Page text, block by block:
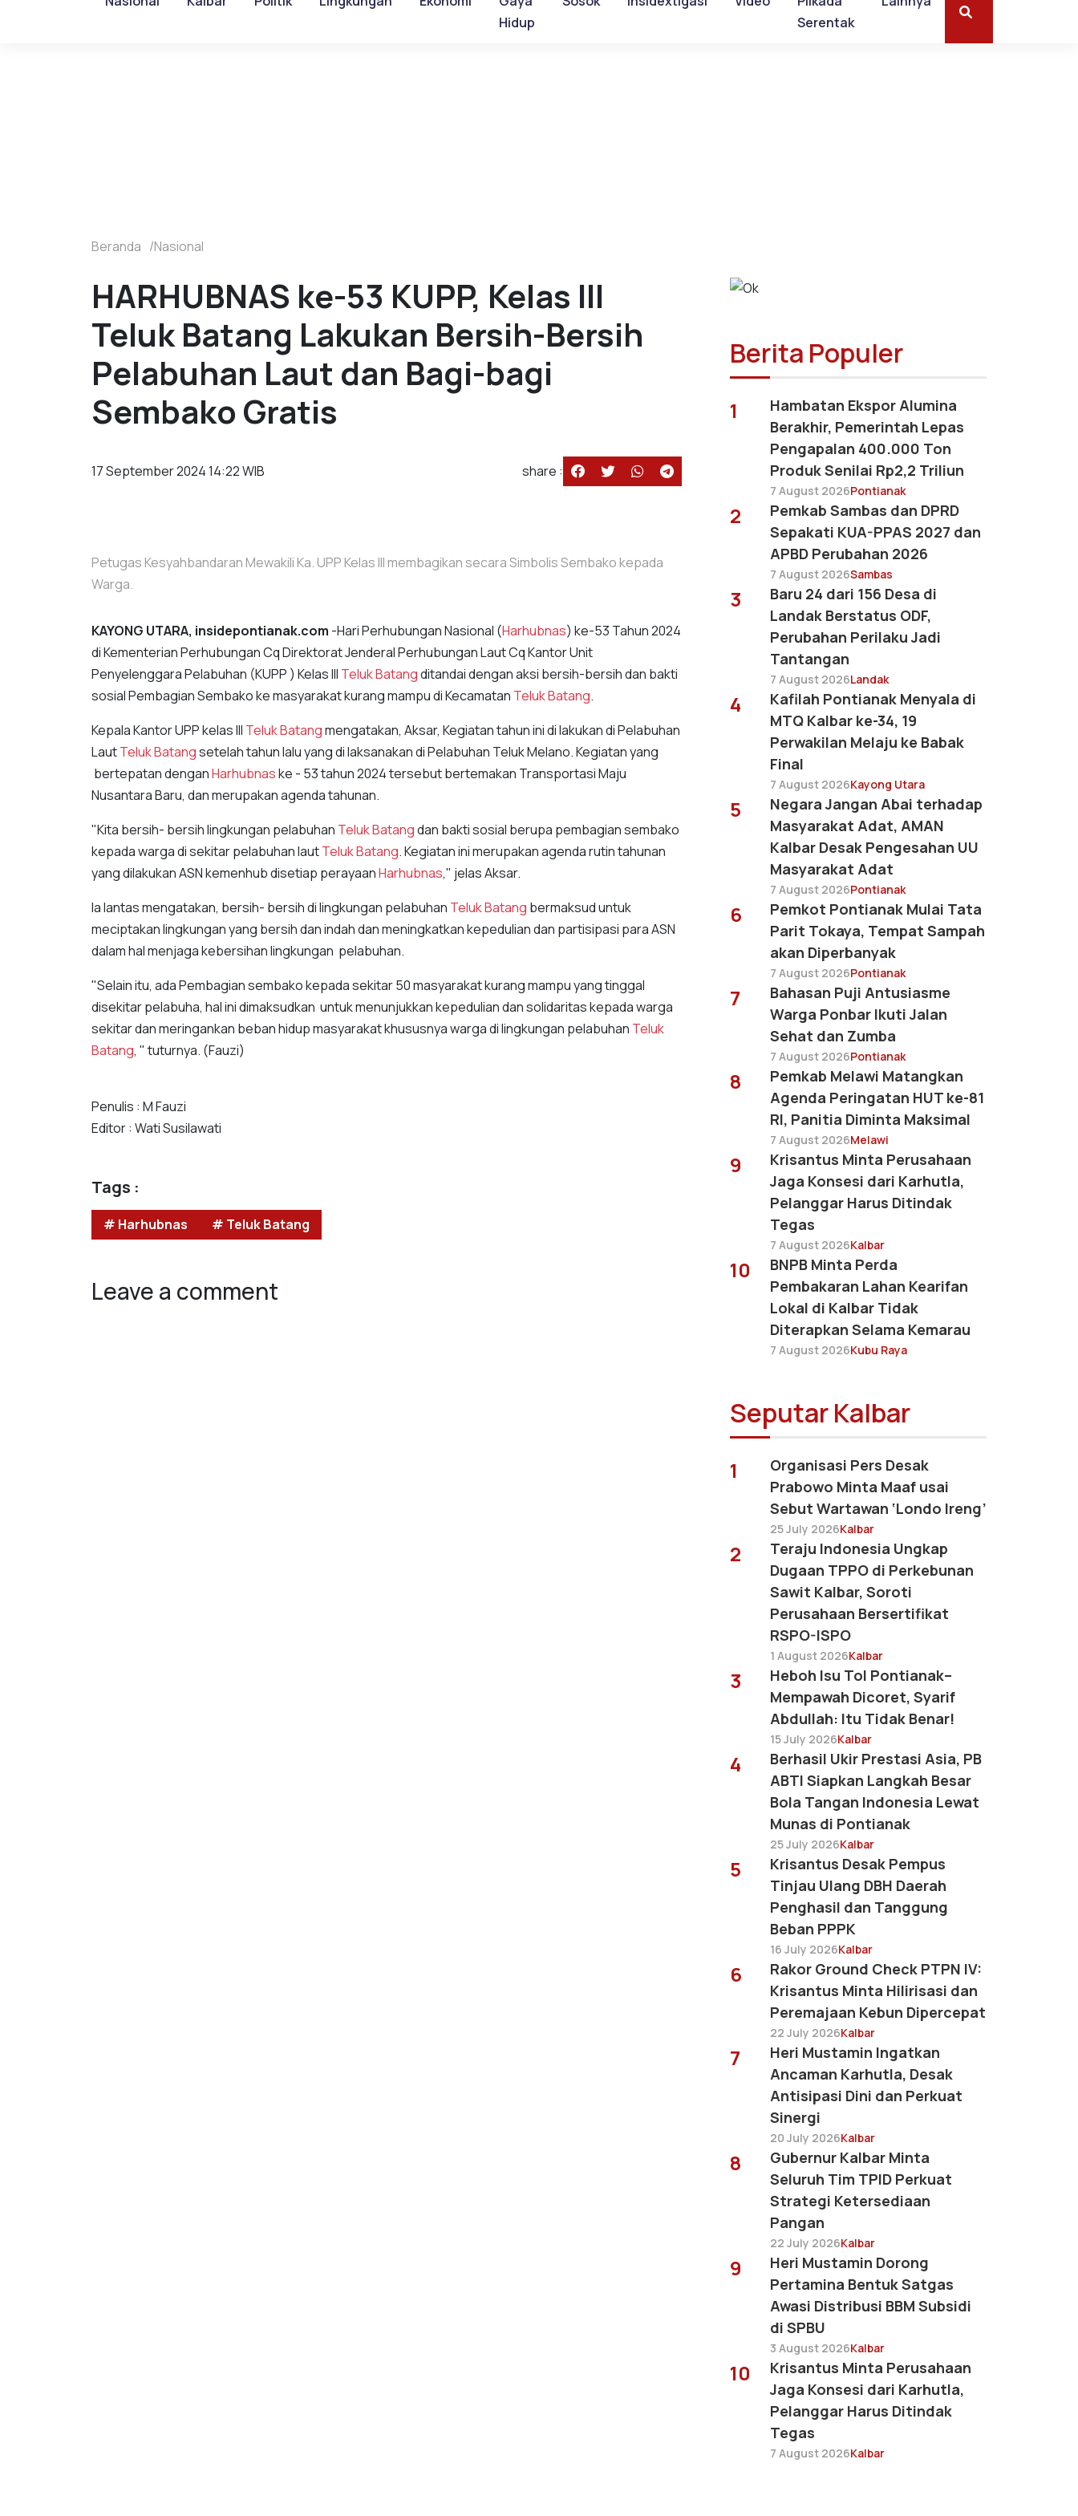
Hidup
Serentak
Beranda Nasional
HARHUBNAS ke-53 KUPP, Kelas III
Teluk Batang Lakukan Bersih-Bersih
Pelabuhan Laut dan Bagi-bagi
Sembako Gratis
17 September 2024 14:22 WIB share :
Petugas Kesyahbandaran Mewakili Ka. UPP Kelas III membagikan secara Simbolis Sembako kepada
Warga.
KAYONG UTARA, insidepontianak.com -Hari Perhubungan Nasional (Harhubnas) ke-53 Tahun 2024
di Kementerian Perhubungan Cq Direktorat Jenderal Perhubungan Laut Cq Kantor Unit
Penyelenggara Pelabuhan (KUPP ) Kelas III Teluk Batangditandai dengan aksi bersih-bersih dan bakti
sosial Pembagian Sembako ke masyarakat kurang mampu di Kecamatan Teluk Batang.
Kepala Kantor UPP kelas III Teluk Batangmengatakan, Aksar, Kegiatan tahun ini di lakukan di Pelabuhan
LautTeluk Batangsetelah tahun lalu yang di laksanakan di Pelabuhan Teluk Melano. Kegiatan yang
bertepatan denganHarhubnaske - 53 tahun 2024 tersebut bertemakan Transportasi Maju
Nusantara Baru, dan merupakan agenda tahunan.
"Kita bersih- bersih lingkungan pelabuhan Teluk Batangdan bakti sosial berupa pembagian sembako
kepada warga di sekitar pelabuhan lautTeluk Batang. Kegiatan ini merupakan agenda rutin tahunan
yang dilakukan ASN kemenhub disetiap perayaanHarhubnas," jelas Aksar.
Ia lantas mengatakan, bersih- bersih di lingkungan pelabuhan Teluk Batang bermaksud untuk
meciptakan lingkungan yang bersih dan indah dan meningkatkan kepedulian dan partisipasi para ASN
dalam hal menjaga kebersihan lingkungan pelabuhan.
"Selain itu, ada Pembagian sembako kepada sekitar 50 masyarakat kurang mampu yang tinggal
disekitar pelabuha, hal ini dimaksudkan untuk menunjukkan kepedulian dan solidaritas kepada warga
sekitar dan meringankan beban hidup masyarakat khususnya warga di lingkungan pelabuhan Teluk
Batang, " tuturnya. (Fauzi)
Penulis : M Fauzi
Editor : Wati Susilawati
Tags :
# Harhubnas # Teluk Batang
Leave a comment
Berita Populer
1
Hambatan Ekspor Alumina
Berakhir, Pemerintah Lepas
Pengapalan 400.000 Ton
Produk Senilai Rp2,2 Triliun
7 August 2026Pontianak
2
Pemkab Sambas dan DPRD
Sepakati KUA-PPAS 2027 dan
APBD Perubahan 2026
7 August 2026Sambas
3
Baru 24 dari 156 Desa di
Landak Berstatus ODF,
Perubahan Perilaku Jadi
Tantangan
7 August 2026Landak
4
Kafilah Pontianak Menyala di
MTQ Kalbar ke-34, 19
Perwakilan Melaju ke Babak
Final
7 August 2026Kayong Utara
5
Negara Jangan Abai terhadap
Masyarakat Adat, AMAN
Kalbar Desak Pengesahan UU
Masyarakat Adat
7 August 2026Pontianak
6
Pemkot Pontianak Mulai Tata
Parit Tokaya, Tempat Sampah
akan Diperbanyak
7 August 2026Pontianak
7
Bahasan Puji Antusiasme
Warga Ponbar Ikuti Jalan
Sehat dan Zumba
7 August 2026Pontianak
8
Pemkab Melawi Matangkan
Agenda Peringatan HUT ke-81
RI, Panitia Diminta Maksimal
7 August 2026Melawi
9
Krisantus Minta Perusahaan
Jaga Konsesi dari Karhutla,
Pelanggar Harus Ditindak
Tegas
7 August 2026Kalbar
10
BNPB Minta Perda
Pembakaran Lahan Kearifan
Lokal di Kalbar Tidak
Diterapkan Selama Kemarau
7 August 2026Kubu Raya
Seputar Kalbar
1
Organisasi Pers Desak
Prabowo Minta Maaf usai
Sebut Wartawan ‘Londo Ireng’
25 July 2026Kalbar
2
Teraju Indonesia Ungkap
Dugaan TPPO di Perkebunan
Sawit Kalbar, Soroti
Perusahaan Bersertifikat
RSPO-ISPO
1 August 2026Kalbar
3
Heboh Isu Tol Pontianak–
Mempawah Dicoret, Syarif
Abdullah: Itu Tidak Benar!
15 July 2026Kalbar
4
Berhasil Ukir Prestasi Asia, PB
ABTI Siapkan Langkah Besar
Bola Tangan Indonesia Lewat
Munas di Pontianak
25 July 2026Kalbar
5
Krisantus Desak Pempus
Tinjau Ulang DBH Daerah
Penghasil dan Tanggung
Beban PPPK
16 July 2026Kalbar
6
Rakor Ground Check PTPN IV:
Krisantus Minta Hilirisasi dan
Peremajaan Kebun Dipercepat
22 July 2026Kalbar
7
Heri Mustamin Ingatkan
Ancaman Karhutla, Desak
Antisipasi Dini dan Perkuat
Sinergi
20 July 2026Kalbar
8
Gubernur Kalbar Minta
Seluruh Tim TPID Perkuat
Strategi Ketersediaan
Pangan
22 July 2026Kalbar
9
Heri Mustamin Dorong
Pertamina Bentuk Satgas
Awasi Distribusi BBM Subsidi
di SPBU
3 August 2026Kalbar
10
Krisantus Minta Perusahaan
Jaga Konsesi dari Karhutla,
Pelanggar Harus Ditindak
Tegas
7 August 2026Kalbar